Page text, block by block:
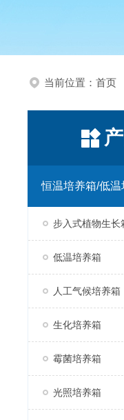
当前位置： 首页
恒温培养箱/低温
步入式植物生长
低温培养箱
人工气候培养箱
生化培养箱
霉菌培养箱
光照培养箱